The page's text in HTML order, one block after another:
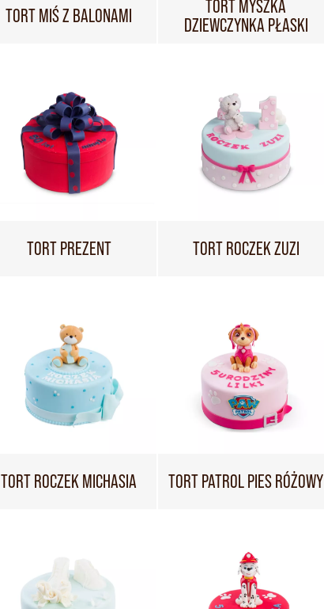
TORT MIŚ Z BALONAMI
TORT MYSZKA
DZIEWCZYNKA PŁASKI
TORT PREZENT TORT ROCZEK ZUZI
TORT ROCZEK MICHASIA TORT PATROL PIES RÓŻOWY